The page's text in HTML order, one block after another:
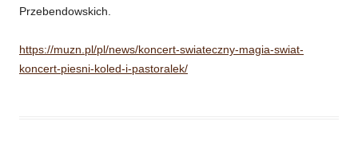
Przebendowskich.
https://muzn.pl/pl/news/koncert-swiateczny-magia-swiat-
koncert-piesni-koled-i-pastoralek/